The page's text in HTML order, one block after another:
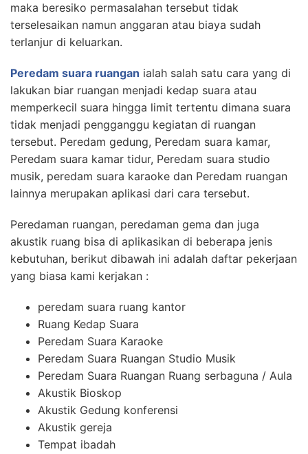
maka beresiko permasalahan tersebut tidak
terselesaikan namun anggaran atau biaya sudah
terlanjur di keluarkan.
Peredam suara ruangan ialah salah satu cara yang di
lakukan biar ruangan menjadi kedap suara atau
memperkecil suara hingga limit tertentu dimana suara
tidak menjadi pengganggu kegiatan di ruangan
tersebut. Peredam gedung, Peredam suara kamar,
Peredam suara kamar tidur, Peredam suara studio
musik, peredam suara karaoke dan Peredam ruangan
lainnya merupakan aplikasi dari cara tersebut.
Peredaman ruangan, peredaman gema dan juga
akustik ruang bisa di aplikasikan di beberapa jenis
kebutuhan, berikut dibawah ini adalah daftar pekerjaan
yang biasa kami kerjakan :
peredam suara ruang kantor
Ruang Kedap Suara
Peredam Suara Karaoke
Peredam Suara Ruangan Studio Musik
Peredam Suara Ruangan Ruang serbaguna / Aula
Akustik Bioskop
Akustik Gedung konferensi
Akustik gereja
Tempat ibadah